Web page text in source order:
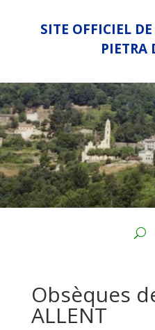
SITE OFFICIEL
PIETRA
Obsèques
ALLENT